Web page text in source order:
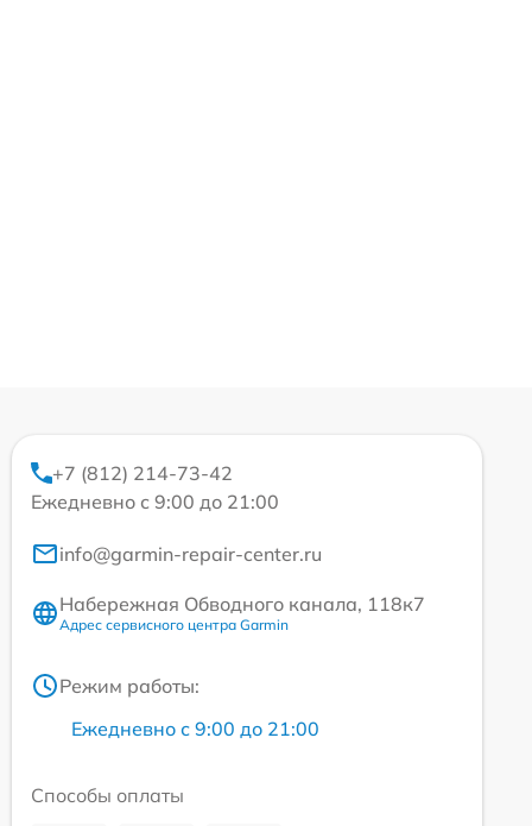
+7 (812) 214-73-42
Ежедневно с 9:00 до 21:00
info@garmin-repair-center.ru
Набережная Обводного канала, 118к7
Адрес сервисного центра Garmin
Режим работы:
Ежедневно с 9:00 до 21:00
Способы оплаты